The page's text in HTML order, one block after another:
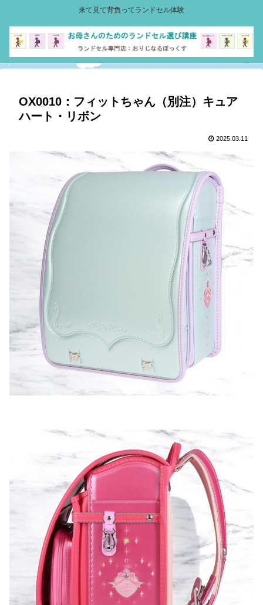
来て見て背負ってランドセル体験
OX0010：フィットちゃん（別注）キュア
ハート・リボン
2025.03.11